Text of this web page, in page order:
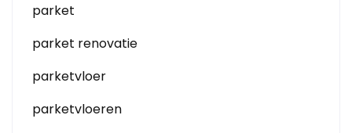
parket
parket renovatie
parketvloer
parketvloeren